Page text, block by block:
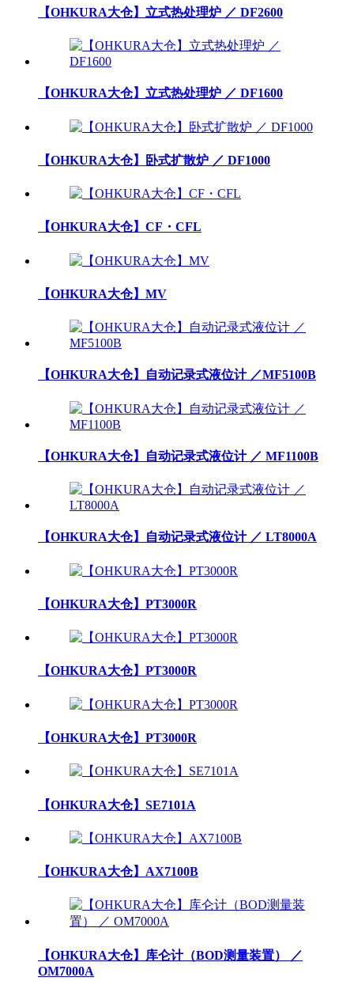
【OHKURA大仓】立式热处理炉 ／ DF2600
【OHKURA大仓】立式热处理炉 ／ DF1600
【OHKURA大仓】卧式扩散炉 ／ DF1000
【OHKURA大仓】CF・CFL
【OHKURA大仓】MV
【OHKURA大仓】自动记录式液位计 ／MF5100B
【OHKURA大仓】自动记录式液位计 ／ MF1100B
【OHKURA大仓】自动记录式液位计 ／ LT8000A
【OHKURA大仓】PT3000R
【OHKURA大仓】PT3000R
【OHKURA大仓】PT3000R
【OHKURA大仓】SE7101A
【OHKURA大仓】AX7100B
【OHKURA大仓】库仑计（BOD测量装置） ／
OM7000A